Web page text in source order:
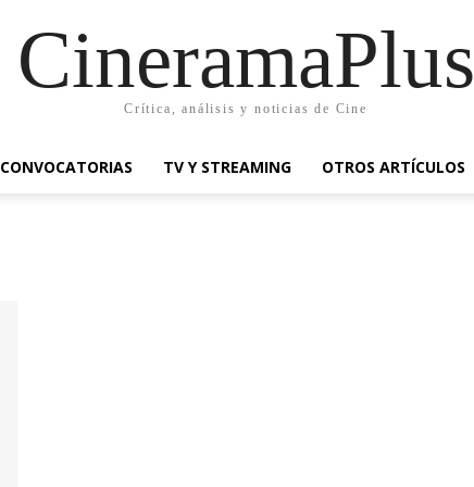
CineramaPlus
Crítica, análisis y noticias de Cine
CONVOCATORIAS TV Y STREAMING OTROS ARTÍCULOS